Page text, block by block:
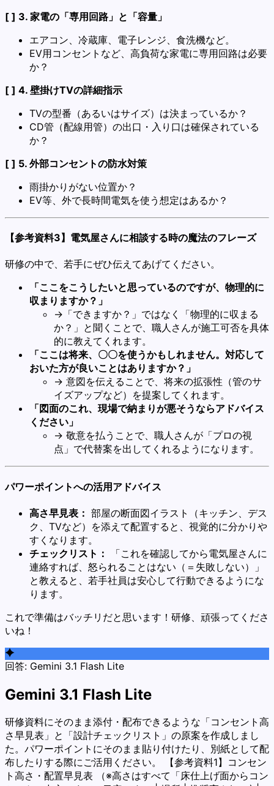
[ ] 3. 家電の「専用回路」と「容量」
エアコン、冷蔵庫、電子レンジ、食洗機など。
EV用コンセントなど、高負荷な家電に専用回路は必要
か？
[ ] 4. 壁掛けTVの詳細指示
TVの型番（あるいはサイズ）は決まっているか？
CD管（配線用管）の出口・入り口は確保されている
か？
[ ] 5. 外部コンセントの防水対策
雨掛かりがない位置か？
EV等、外で長時間電気を使う想定はあるか？
【参考資料3】電気屋さんに相談する時の魔法のフレーズ
研修の中で、若手にぜひ伝えてあげてください。
「ここをこうしたいと思っているのですが、物理的に
収まりますか？」
→「できますか？」ではなく「物理的に収まる
か？」と聞くことで、職人さんが施工可否を具体
的に教えてくれます。
「ここは将来、〇〇を使うかもしれません。対応して
おいた方が良いことはありますか？」
→ 意図を伝えることで、将来の拡張性（管のサ
イズアップなど）を提案してくれます。
「図面のこれ、現場で納まりが悪そうならアドバイス
ください」
→ 敬意を払うことで、職人さんが「プロの視
点」で代替案を出してくれるようになります。
パワーポイントへの活用アドバイス
高さ早見表： 部屋の断面図イラスト（キッチン、デス
ク、TVなど）を添えて配置すると、視覚的に分かりや
すくなります。
チェックリスト：
「これを確認してから電気屋さんに
連絡すれば、怒られることはない（＝失敗しない）」
と教えると、若手社員は安心して行動できるようにな
ります。
これで準備はバッチリだと思います！研修、頑張ってくださ
いね！
回答: Gemini 3.1 Flash Lite
Gemini 3.1 Flash Lite
研修資料にそのまま添付・配布できるような「コンセント高
さ早見表」と「設計チェックリスト」の原案を作成しまし
た。パワーポイントにそのまま貼り付けたり、別紙として配
布したりする際にご活用ください。 【参考資料1】コンセン
ト高さ・配置早見表 （※高さはすべて「床仕上げ面からコン